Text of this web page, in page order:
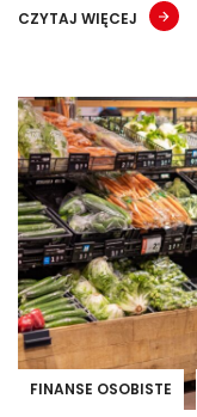
CZYTAJ WIĘCEJ
FINANSE OSOBISTE